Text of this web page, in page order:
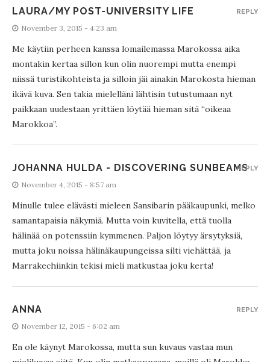
LAURA/MY POST-UNIVERSITY LIFE
November 3, 2015 - 4:23 am
Me käytiin perheen kanssa lomailemassa Marokossa aika
montakin kertaa sillon kun olin nuorempi mutta enempi
niissä turistikohteista ja silloin jäi ainakin Marokosta hieman
ikävä kuva. Sen takia mielelläni lähtisin tutustumaan nyt
paikkaan uudestaan yrittäen löytää hieman sitä “oikeaa
Marokkoa”.
REPLY
JOHANNA HULDA - DISCOVERING SUNBEAMS
November 4, 2015 - 8:57 am
Minulle tulee elävästi mieleen Sansibarin pääkaupunki, melko
samantapaisia näkymiä. Mutta voin kuvitella, että tuolla
hälinää on potenssiin kymmenen. Paljon löytyy ärsytyksiä,
mutta joku noissa hälinäkaupungeissa silti viehättää, ja
Marrakechiinkin tekisi mieli matkustaa joku kerta!
REPLY
ANNA
November 12, 2015 - 6:02 am
En ole käynyt Marokossa, mutta sun kuvaus vastaa mun
REPLY